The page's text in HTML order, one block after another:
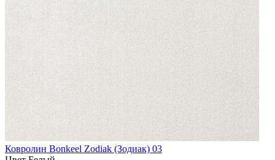
Ковролин Bonkeel Zodiak (Зодиак) 03